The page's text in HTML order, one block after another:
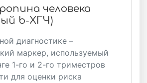
человека
b-ХГЧ)
диагностике –
маркер, используемый
1-го и 2-го триместров
для оценки риска